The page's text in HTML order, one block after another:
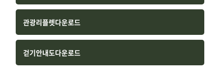
관광리플렛다운로드
걷기안내도다운로드